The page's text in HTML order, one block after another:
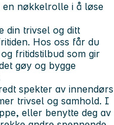
en nøkkelrolle i å løse
din trivsel og ditt
Hos oss får du
fritidstilbud som gir
gøy og bygge
spekter av innendørs
trivsel og samhold. I
eller benytte deg av